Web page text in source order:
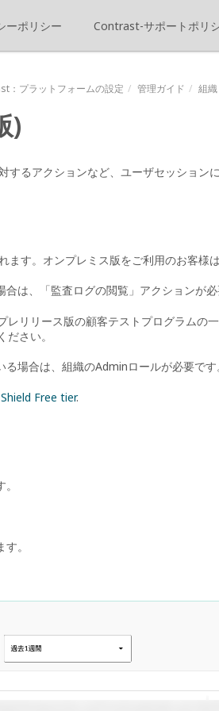
ーポリシー Contrast-サポートポリ
：プラットフォームの設定 管理ガイド 組織
)
るアクションなど、ユーザセッション
ます。オンプレミス版をご利用のお客様
合は、「監査ログの閲覧」アクションが
リリース版の顧客テストプログラムの
さい。
る場合は、組織のAdminロールが必要で
Free tier.
。